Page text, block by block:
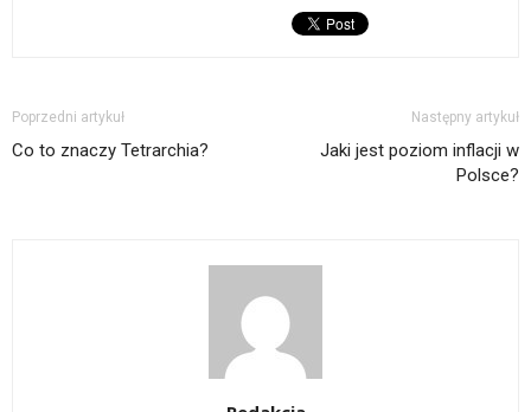
Poprzedni artykuł
Co to znaczy Tetrarchia?
Następny artykuł
Jaki jest poziom inflacji w
Polsce?